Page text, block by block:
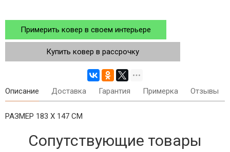
Примерить ковер в своем интерьере
Купить ковер в рассрочку
Описание Доставка Гарантия Примерка Отзывы
РАЗМЕР 183 Х 147 СМ
Сопутствующие товары